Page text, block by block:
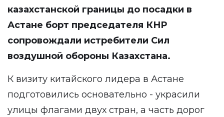
казахстанской границы до посадки в
Астане борт председателя КНР
сопровождали истребители Сил
воздушной обороны Казахстана.
К визиту китайского лидера в Астане
подготовились основательно - украсили
улицы флагами двух стран, а часть дорог